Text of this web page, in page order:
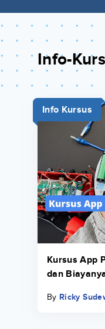
Info-
Info Kursus
Kursus App
dan
By Ricky